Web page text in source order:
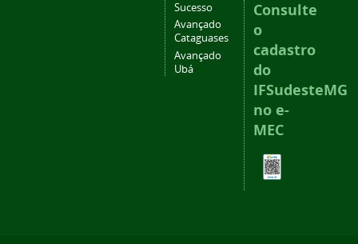
Sucesso
Avançado
Cataguases
Avançado
Ubá
Consulte
o
cadastro
do
IFSudesteMG
no e-
MEC